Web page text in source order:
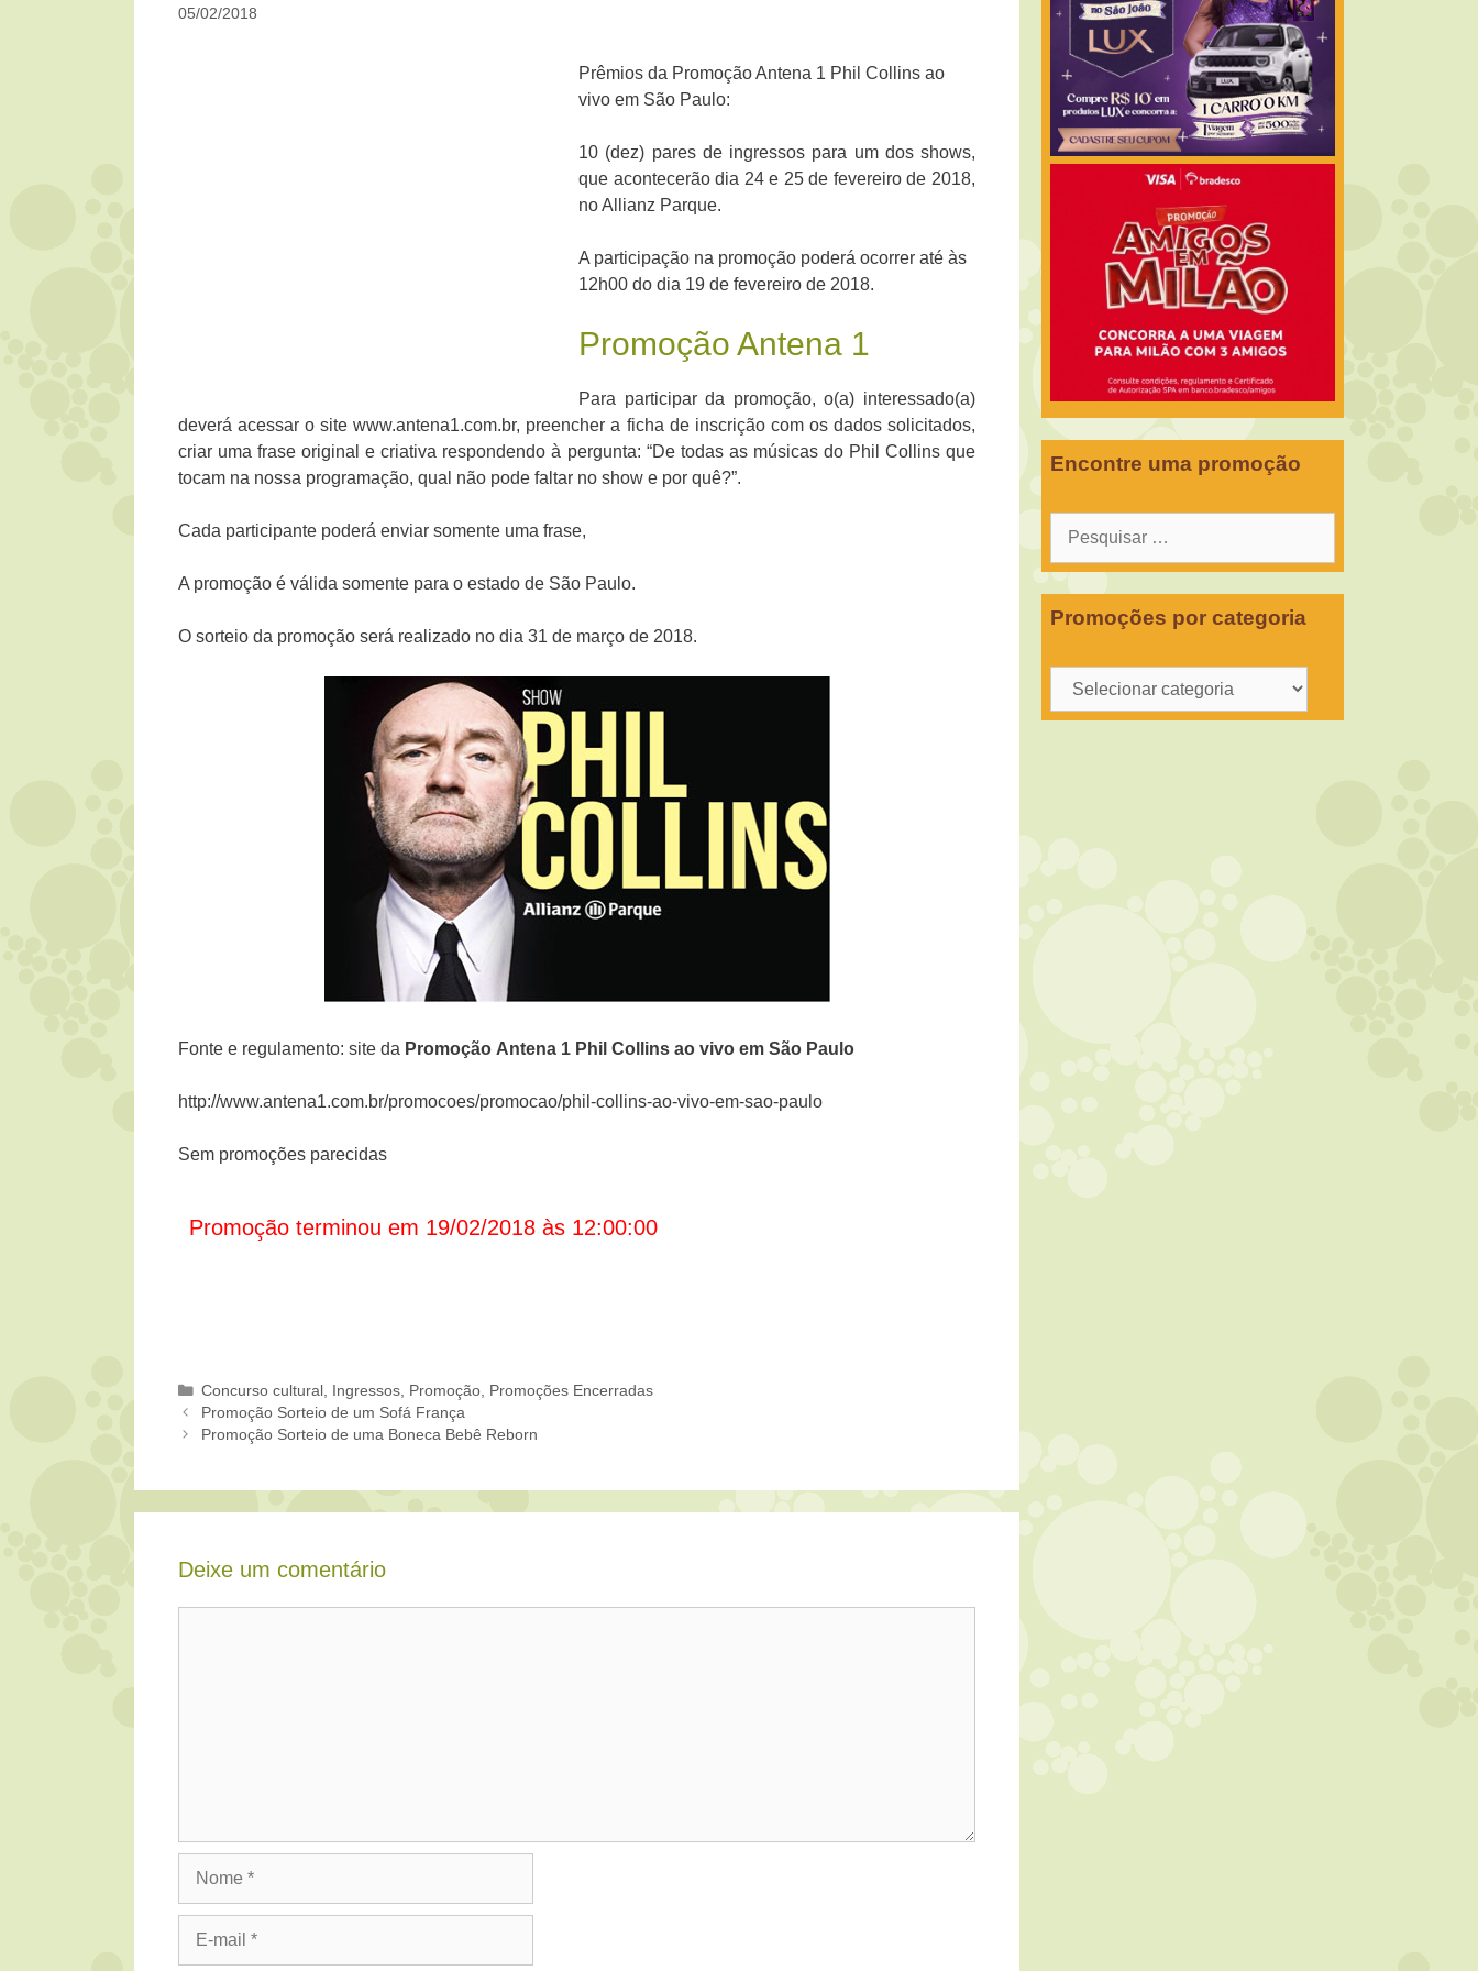
05/02/2018
Prêmios da Promoção Antena 1 Phil Collins ao
vivo em São Paulo:
10 (dez) pares de ingressos para um dos shows,
que acontecerão dia 24 e 25 de fevereiro de 2018,
no Allianz Parque.
A participação na promoção poderá ocorrer até às
12h00 do dia 19 de fevereiro de 2018.
Promoção Antena 1
Para participar da promoção, o(a) interessado(a)
deverá acessar o site www.antena1.com.br, preencher a ficha de inscrição com os dados solicitados,
criar uma frase original e criativa respondendo à pergunta: “De todas as músicas do Phil Collins que
tocam na nossa programação, qual não pode faltar no show e por quê?”.
Cada participante poderá enviar somente uma frase,
A promoção é válida somente para o estado de São Paulo.
O sorteio da promoção será realizado no dia 31 de março de 2018.
Fonte e regulamento: site da Promoção Antena 1 Phil Collins ao vivo em São Paulo
http://www.antena1.com.br/promocoes/promocao/phil-collins-ao-vivo-em-sao-paulo
Sem promoções parecidas
Promoção terminou em 19/02/2018 às 12:00:00
Categorias
Concurso cultural Ingressos Promoção Promoções Encerradas
Promoção Sorteio de um Sofá França
Promoção Sorteio de uma Boneca Bebê Reborn
Deixe um comentário
Encontre uma promoção
Pesquisar
Promoções por categoria
Promoções
por